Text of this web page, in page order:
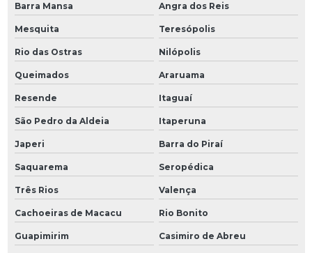
Barra Mansa Angra dos Reis
Mesquita Teresópolis
Rio das Ostras Nilópolis
Queimados Araruama
Resende Itaguaí
São Pedro da Aldeia Itaperuna
Japeri Barra do Piraí
Saquarema Seropédica
Três Rios Valença
Cachoeiras de Macacu Rio Bonito
Guapimirim Casimiro de Abreu